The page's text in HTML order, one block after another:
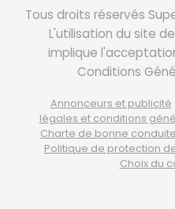
Tous droits réservés
L'utilisation du site
implique
Conditions
Annonceurs et publicité
légales et conditions
Charte de bonne conduite
Politique de protection
Choix du